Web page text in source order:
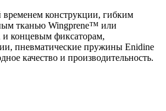
временем конструкции, гибким
тканью Wingprene™ или
и концевым фиксаторам,
пневматические пружины Enidine
качество и производительность.